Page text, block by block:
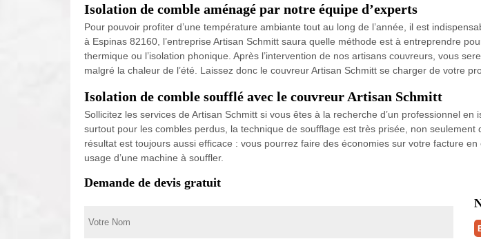
Isolation de comble aménagé par notre équipe d’experts
Pour pouvoir profiter d’une température ambiante tout au long de l’année, il est
à Espinas 82160, l’entreprise Artisan Schmitt saura quelle méthode est à entreprendre
thermique ou l’isolation phonique. Après l’intervention de nos artisans couvreurs, vous
malgré la chaleur de l’été. Laissez donc le couvreur Artisan Schmitt se charger de votre
Isolation de comble soufflé avec le couvreur Artisan Schmitt
Sollicitez les services de Artisan Schmitt si vous êtes à la recherche d’un professionnel
surtout pour les combles perdus, la technique de soufflage est très prisée, non
résultat est toujours aussi efficace : vous pourrez faire des économies sur votre facture
usage d’une machine à souffler.
Demande de devis gratuit